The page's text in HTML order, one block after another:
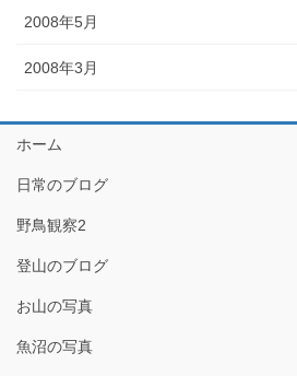
2008年5月
2008年3月
ホーム
日常のブログ
野鳥観察2
登山のブログ
お山の写真
魚沼の写真